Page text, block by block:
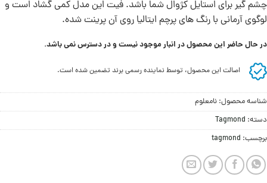
چشم گیر برای استایل کژوال شما باشد. فیت این مدل کمی گشاد است و
لوگوی آرمانی با رنگ های پرچم ایتالیا روی آن پرینت شده.
در حال حاضر این محصول در انبار موجود نیست و در دسترس نمی باشد.
اصالت این محصول، توسط نماینده رسمی برند تضمین شده است.
شناسه محصول: نامعلوم
دسته: Tagmond
برچسب: tagmond